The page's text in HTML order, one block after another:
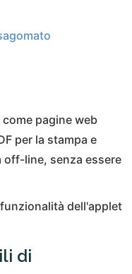
pagine web
per la stampa e
line, senza essere
dell'applet
di